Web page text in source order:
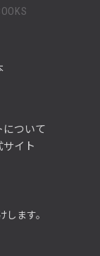
について
サイト
ます。